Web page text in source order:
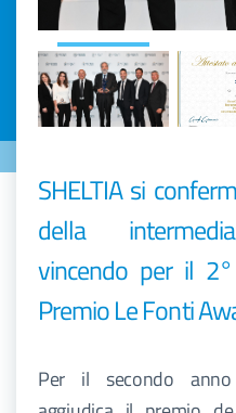
SHELTIA si
della
vincendo per il
Premio Le Fonti
Per il secondo